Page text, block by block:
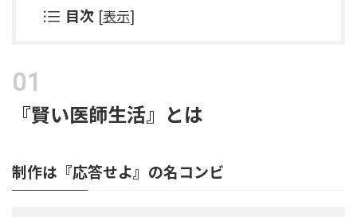
目次 [表示]
『賢い医師生活』とは
制作は『応答せよ』の名コンビ